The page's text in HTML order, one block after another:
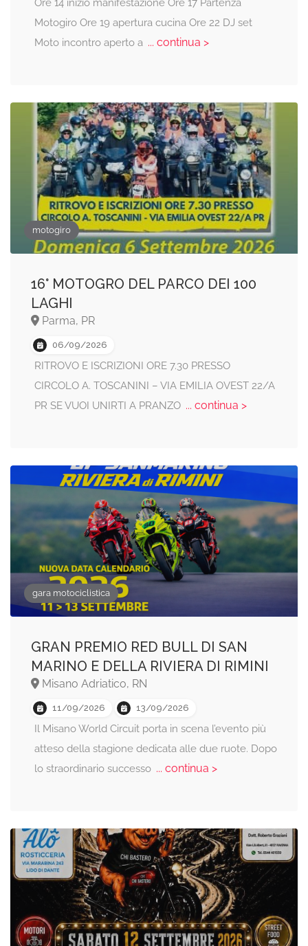
Ore 14 inizio manifestazione Ore 17 Partenza
Motogiro Ore 19 apertura cucina Ore 22 DJ set
Moto incontro aperto a... continua >
motogiro
16° MOTOGRO DEL PARCO DEI 100
LAGHI
Parma, PR
06/09/2026
RITROVO E ISCRIZIONI ORE 7.30 PRESSO
CIRCOLO A. TOSCANINI – VIA EMILIA OVEST 22/A
PR SE VUOI UNIRTI A PRANZO... continua >
gara motociclistica
GRAN PREMIO RED BULL DI SAN
MARINO E DELLA RIVIERA DI RIMINI
Misano Adriatico, RN
11/09/2026 13/09/2026
Il Misano World Circuit porta in scena l’evento più
atteso della stagione dedicata alle due ruote. Dopo
lo straordinario successo... continua >